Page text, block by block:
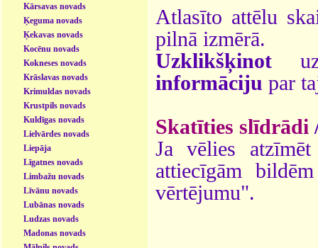
Kārsavas novads
Ķeguma novads
Ķekavas novads
Kocēnu novads
Kokneses novads
Krāslavas novads
Krimuldas novads
Krustpils novads
Kuldīgas novads
Lielvārdes novads
Liepāja
Līgatnes novads
Limbažu novads
Līvānu novads
Lubānas novads
Ludzas novads
Madonas novads
Atlasīto attēlu
pilnā izmērā.
Uzklikšķinot
informāciju par
Skatīties slīdrādi
Ja vēlies
attiecīgām
vērtējumu".